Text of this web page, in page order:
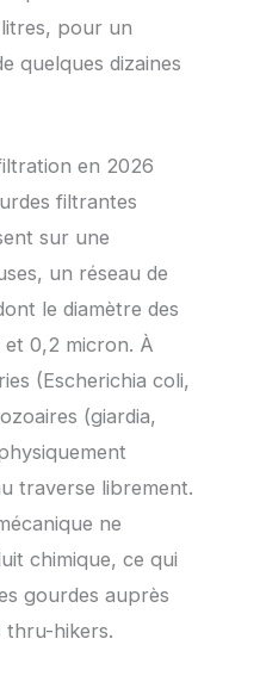
pour un
quelques dizaines
en 2026
filtrantes
sur une
un réseau de
le diamètre des
et 0,2 micron. À
(Escherichia coli,
(giardia,
traverse librement.
ne
chimique, ce qui
gourdes auprès
thru-hikers.